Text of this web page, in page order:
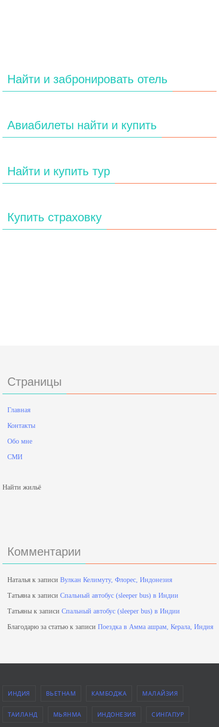
Найти и забронировать отель
Авиабилеты найти и купить
Найти и купить тур
Купить страховку
Страницы
Главная
Контакты
Обо мне
СМИ
Найти жильё
Комментарии
Наталья к записи Вулкан Келимуту, Флорес, Индонезия
Татьяна к записи Спальный автобус (sleeper bus) в Индии
Татьяны к записи Спальный автобус (sleeper bus) в Индии
Благодарю за статью к записи Поездка в Амма ашрам, Керала, Индия
ИНДИЯ ВЬЕТНАМ КАМБОДЖА МАЛАЙЗИЯ
ТАИЛАНД МЬЯНМА ИНДОНЕЗИЯ СИНГАПУР